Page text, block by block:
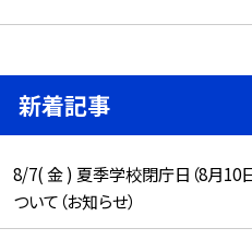
新着記事
8/7( 金 ) 夏季学校閉庁日（8月10
ついて（お知らせ）